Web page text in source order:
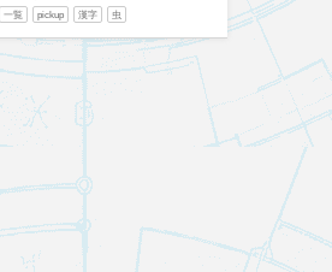
一覧 pickup 漢字 虫